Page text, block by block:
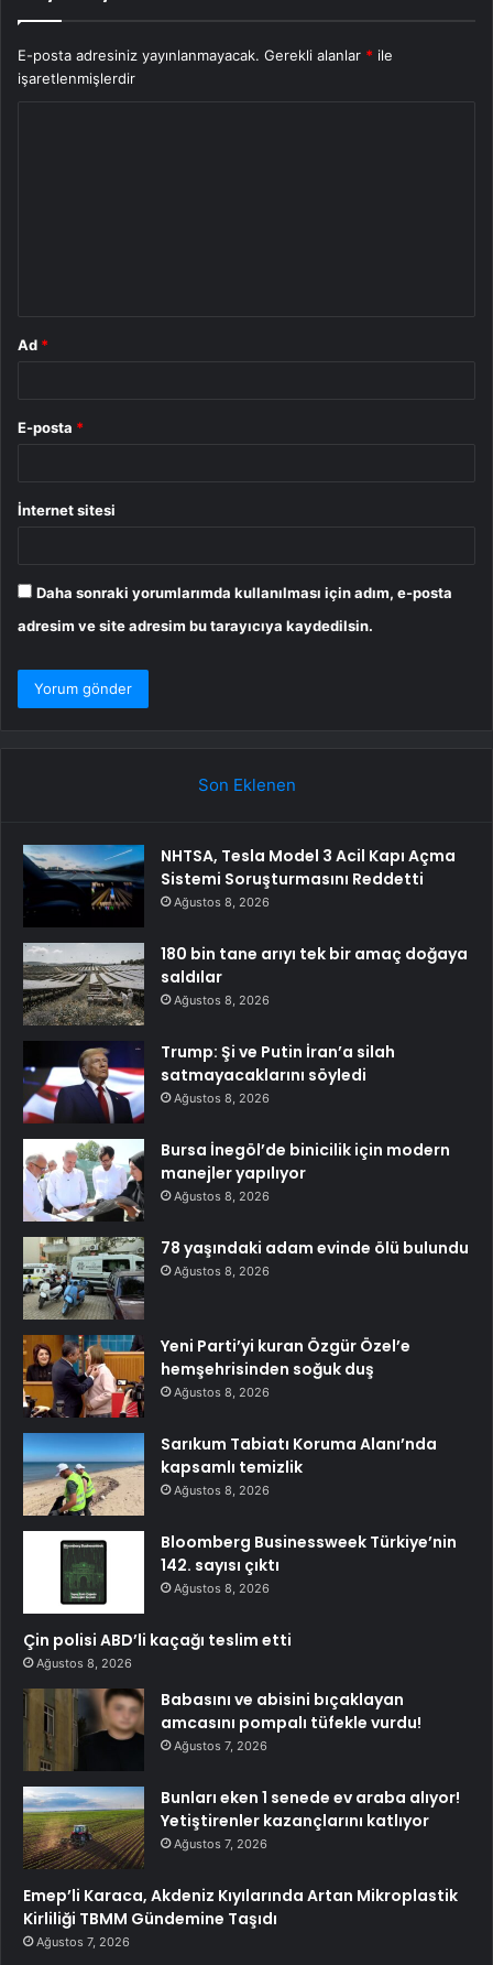
E-posta adresiniz yayınlanmayacak. Gerekli alanlar * ile
işaretlenmişlerdir
Ad *
E-posta *
İnternet sitesi
Daha sonraki yorumlarımda kullanılması için adım, e-posta
adresim ve site adresim bu tarayıcıya kaydedilsin.
Son Eklenen
NHTSA, Tesla Model 3 Acil Kapı Açma
Sistemi Soruşturmasını Reddetti
Ağustos 8, 2026
180 bin tane arıyı tek bir amaç doğaya
saldılar
Ağustos 8, 2026
Trump: Şi ve Putin İran’a silah
satmayacaklarını söyledi
Ağustos 8, 2026
Bursa İnegöl’de binicilik için modern
manejler yapılıyor
Ağustos 8, 2026
78 yaşındaki adam evinde ölü bulundu
Ağustos 8, 2026
Yeni Parti’yi kuran Özgür Özel’e
hemşehrisinden soğuk duş
Ağustos 8, 2026
Sarıkum Tabiatı Koruma Alanı’nda
kapsamlı temizlik
Ağustos 8, 2026
Bloomberg Businessweek Türkiye’nin
142. sayısı çıktı
Ağustos 8, 2026
Çin polisi ABD’li kaçağı teslim etti
Ağustos 8, 2026
Babasını ve abisini bıçaklayan
amcasını pompalı tüfekle vurdu!
Ağustos 7, 2026
Bunları eken 1 senede ev araba alıyor!
Yetiştirenler kazançlarını katlıyor
Ağustos 7, 2026
Emep’li Karaca, Akdeniz Kıyılarında Artan Mikroplastik
Kirliliği TBMM Gündemine Taşıdı
Ağustos 7, 2026